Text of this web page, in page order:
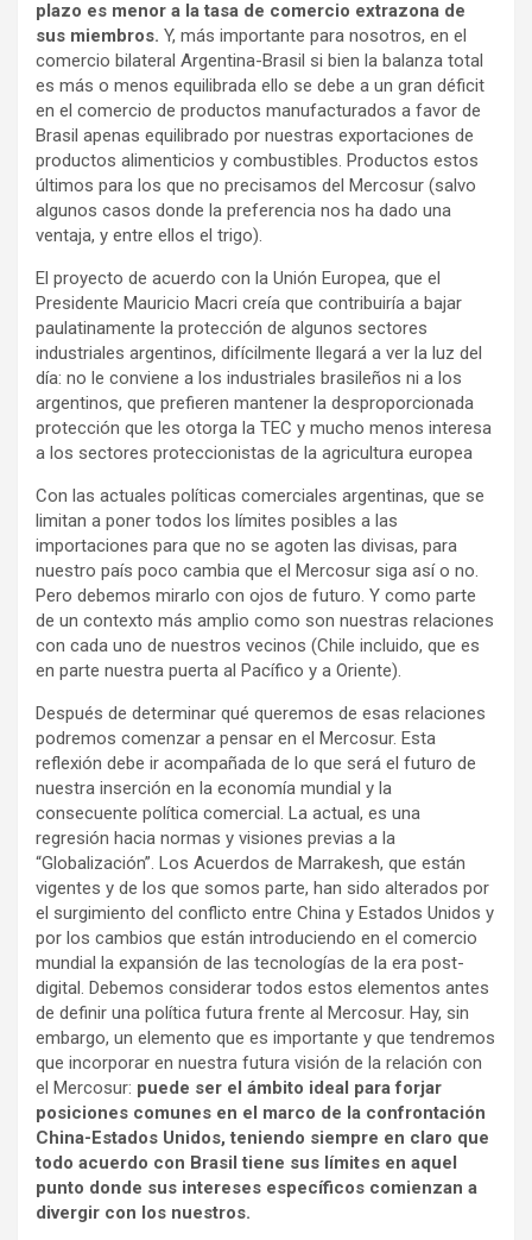
plazo es menor a la tasa de comercio extrazona de
sus miembros. Y, más importante para nosotros, en el
comercio bilateral Argentina-Brasil si bien la balanza total
es más o menos equilibrada ello se debe a un gran déficit
en el comercio de productos manufacturados a favor de
Brasil apenas equilibrado por nuestras exportaciones de
productos alimenticios y combustibles. Productos estos
últimos para los que no precisamos del Mercosur (salvo
algunos casos donde la preferencia nos ha dado una
ventaja, y entre ellos el trigo).
El proyecto de acuerdo con la Unión Europea, que el
Presidente Mauricio Macri creía que contribuiría a bajar
paulatinamente la protección de algunos sectores
industriales argentinos, difícilmente llegará a ver la luz del
día: no le conviene a los industriales brasileños ni a los
argentinos, que prefieren mantener la desproporcionada
protección que les otorga la TEC y mucho menos interesa
a los sectores proteccionistas de la agricultura europea
Con las actuales políticas comerciales argentinas, que se
limitan a poner todos los límites posibles a las
importaciones para que no se agoten las divisas, para
nuestro país poco cambia que el Mercosur siga así o no.
Pero debemos mirarlo con ojos de futuro. Y como parte
de un contexto más amplio como son nuestras relaciones
con cada uno de nuestros vecinos (Chile incluido, que es
en parte nuestra puerta al Pacífico y a Oriente).
Después de determinar qué queremos de esas relaciones
podremos comenzar a pensar en el Mercosur. Esta
reflexión debe ir acompañada de lo que será el futuro de
nuestra inserción en la economía mundial y la
consecuente política comercial. La actual, es una
regresión hacia normas y visiones previas a la
“Globalización”. Los Acuerdos de Marrakesh, que están
vigentes y de los que somos parte, han sido alterados por
el surgimiento del conflicto entre China y Estados Unidos y
por los cambios que están introduciendo en el comercio
mundial la expansión de las tecnologías de la era post-
digital. Debemos considerar todos estos elementos antes
de definir una política futura frente al Mercosur. Hay, sin
embargo, un elemento que es importante y que tendremos
que incorporar en nuestra futura visión de la relación con
el Mercosur: puede ser el ámbito ideal para forjar
posiciones comunes en el marco de la confrontación
China-Estados Unidos, teniendo siempre en claro que
todo acuerdo con Brasil tiene sus límites en aquel
punto donde sus intereses específicos comienzan a
divergir con los nuestros.